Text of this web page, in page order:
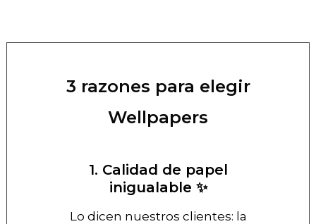
3 razones para elegir
Wellpapers
1. Calidad de papel
inigualable ✨
Lo dicen nuestros clientes: la